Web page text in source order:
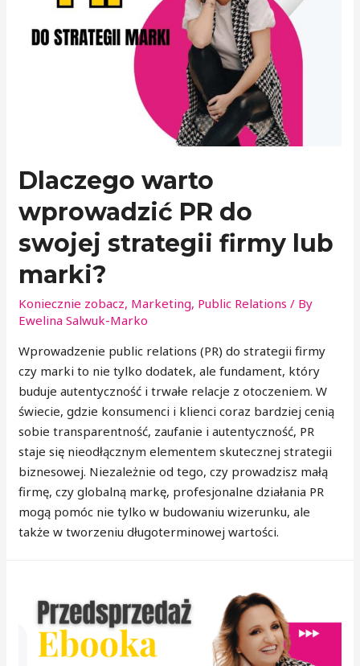
Dlaczego warto
wprowadzić PR do
swojej strategii firmy lub
marki?
Koniecznie zobacz, Marketing, Public Relations / By
Ewelina Salwuk-Marko
Wprowadzenie public relations (PR) do strategii firmy
czy marki to nie tylko dodatek, ale fundament, który
buduje autentyczność i trwałe relacje z otoczeniem. W
świecie, gdzie konsumenci i klienci coraz bardziej cenią
sobie transparentność, zaufanie i autentyczność, PR
staje się nieodłącznym elementem skutecznej strategii
biznesowej. Niezależnie od tego, czy prowadzisz małą
firmę, czy globalną markę, profesjonalne działania PR
mogą pomóc nie tylko w budowaniu wizerunku, ale
także w tworzeniu długoterminowej wartości.